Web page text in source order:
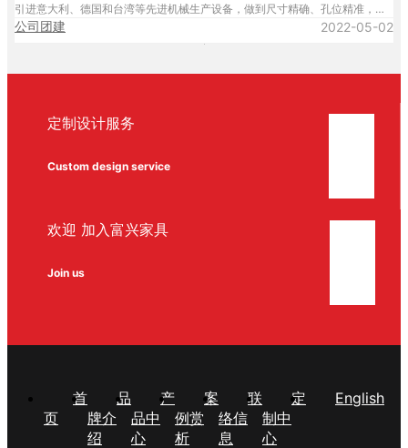
引进意大利、德国和台湾等先进机械生产设备，做到尺寸精确、孔位精准，封边平整圆滑，精益求精。
公司团建 2022-05-02
定制设计服务
Custom design service
欢迎 加入富兴家具
Join us
首
页
品
牌介
绍
产
品中
心
案
例赏
析
联
络信
息
定
制中
心
English